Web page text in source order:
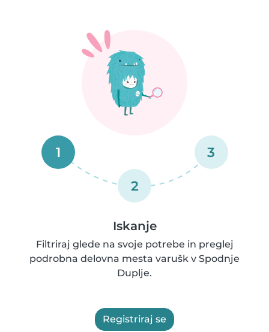
1
2
3
Iskanje
Filtriraj glede na svoje potrebe in preglej
podrobna delovna mesta varušk v Spodnje
Duplje.
Registriraj se